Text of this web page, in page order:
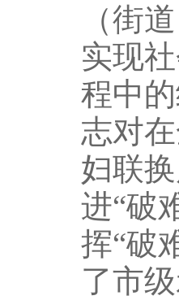
（街
实现
程中
志对
妇联
进“破
挥“破
了市